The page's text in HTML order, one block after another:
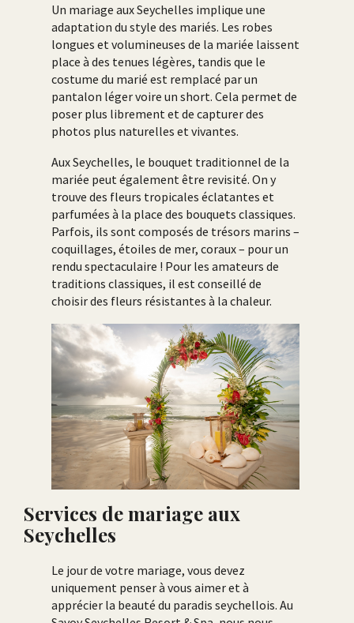
Un mariage aux Seychelles implique une
adaptation du style des mariés. Les robes
longues et volumineuses de la mariée laissent
place à des tenues légères, tandis que le
costume du marié est remplacé par un
pantalon léger voire un short. Cela permet de
poser plus librement et de capturer des
photos plus naturelles et vivantes.
Aux Seychelles, le bouquet traditionnel de la
mariée peut également être revisité. On y
trouve des fleurs tropicales éclatantes et
parfumées à la place des bouquets classiques.
Parfois, ils sont composés de trésors marins –
coquillages, étoiles de mer, coraux – pour un
rendu spectaculaire ! Pour les amateurs de
traditions classiques, il est conseillé de
choisir des fleurs résistantes à la chaleur.
Services de mariage aux
Seychelles
Le jour de votre mariage, vous devez
uniquement penser à vous aimer et à
apprécier la beauté du paradis seychellois. Au